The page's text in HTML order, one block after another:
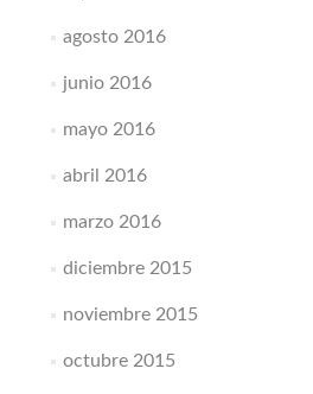
agosto 2016
junio 2016
mayo 2016
abril 2016
marzo 2016
diciembre 2015
noviembre 2015
octubre 2015